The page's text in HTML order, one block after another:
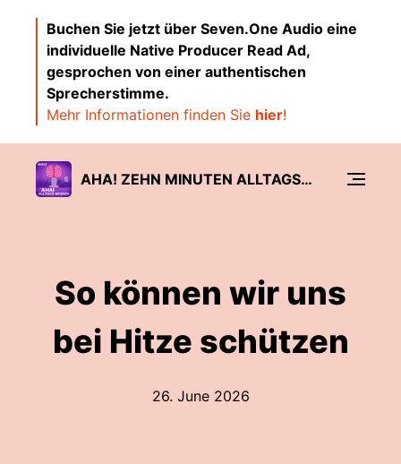
Buchen Sie jetzt über Seven.One Audio eine
individuelle Native Producer Read Ad,
gesprochen von einer authentischen
Sprecherstimme.
Mehr Informationen finden Sie hier!
AHA! ZEHN MINUTEN ALLTAGS-WISSEN
So können wir uns
bei Hitze schützen
26. June 2026